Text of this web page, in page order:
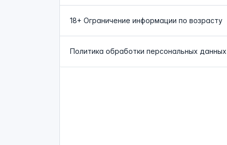
18+ Ограничение информации по возрасту
Политика обработки персональных данных